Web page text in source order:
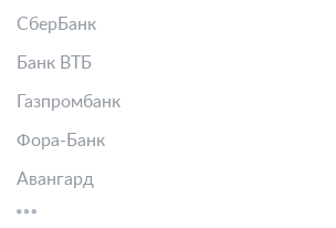
СберБанк
Банк ВТБ
Газпромбанк
Фора-Банк
Авангард